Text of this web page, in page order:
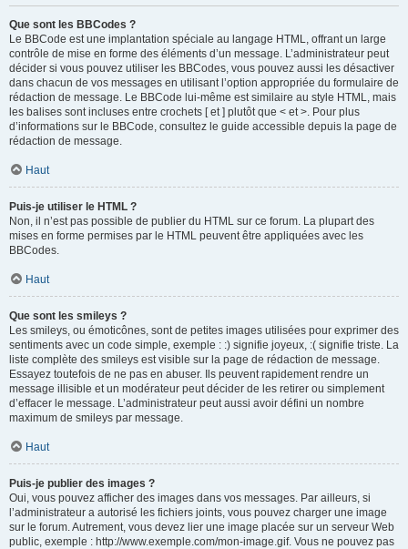
Que sont les BBCodes ?
Le BBCode est une implantation spéciale au langage HTML, offrant un large
contrôle de mise en forme des éléments d’un message. L’administrateur peut
décider si vous pouvez utiliser les BBCodes, vous pouvez aussi les désactiver
dans chacun de vos messages en utilisant l’option appropriée du formulaire de
rédaction de message. Le BBCode lui-même est similaire au style HTML, mais
les balises sont incluses entre crochets [ et ] plutôt que < et >. Pour plus
d’informations sur le BBCode, consultez le guide accessible depuis la page de
rédaction de message.
Haut
Puis-je utiliser le HTML ?
Non, il n’est pas possible de publier du HTML sur ce forum. La plupart des
mises en forme permises par le HTML peuvent être appliquées avec les
BBCodes.
Haut
Que sont les smileys ?
Les smileys, ou émoticônes, sont de petites images utilisées pour exprimer des
sentiments avec un code simple, exemple : :) signifie joyeux, :( signifie triste. La
liste complète des smileys est visible sur la page de rédaction de message.
Essayez toutefois de ne pas en abuser. Ils peuvent rapidement rendre un
message illisible et un modérateur peut décider de les retirer ou simplement
d’effacer le message. L’administrateur peut aussi avoir défini un nombre
maximum de smileys par message.
Haut
Puis-je publier des images ?
Oui, vous pouvez afficher des images dans vos messages. Par ailleurs, si
l’administrateur a autorisé les fichiers joints, vous pouvez charger une image
sur le forum. Autrement, vous devez lier une image placée sur un serveur Web
public, exemple : http://www.exemple.com/mon-image.gif. Vous ne pouvez pas